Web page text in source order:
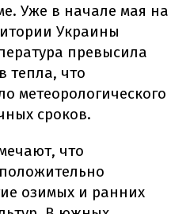
Уже в начале мая на
Украины
превысила
тепла, что
метеорологического
сроков.
что
озимых и ранних